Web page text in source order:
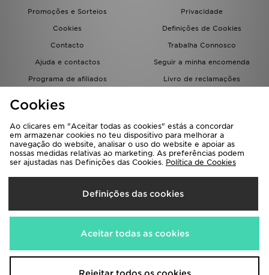
Promoções e Sorteios
Privacidade
Cookies
Definições de Cookies
Contacto
Trabalha Connosco
Ajuda e contactos
Seguir a minha encomenda
Programa de afiliados
Livro de reclamações
Seleciona O País
Portugal
Aceitamos os seguintes métodos de pagamento
Visita a nossa página corporativa emwww.jdplc.com
Cookies
Ao clicares em "Aceitar todas as cookies" estás a concordar
em armazenar cookies no teu dispositivo para melhorar a
navegação do website, analisar o uso do website e apoiar as
nossas medidas relativas ao marketing. As preferências podem
ser ajustadas nas Definições das Cookies. Política de Cookies
Definições das cookies
Aceitar todas as cookies